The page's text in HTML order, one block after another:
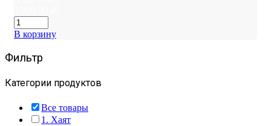
В корзину
Фильтр
Категории продуктов
Все товары
1. Хаят